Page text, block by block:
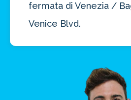
fermata di Venezia /
Venice Blvd.